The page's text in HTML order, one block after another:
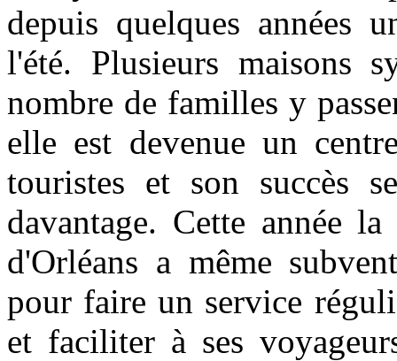
depuis quelques années
l'été. Plusieurs maisons
nombre de familles y
elle est devenue un
touristes et son succès
davantage. Cette année
d'Orléans a même
pour faire un service
et faciliter à ses